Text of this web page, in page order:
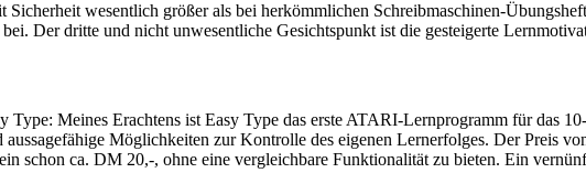
wesentlich größer als bei herkömmlichen Schreibmaschinen-
Der dritte und nicht unwesentliche Gesichtspunkt ist die gesteigerte
Type: Meines Erachtens ist Easy Type das erste ATARI-Lernprogramm für das
Möglichkeiten zur Kontrolle des eigenen Lernerfolges. Der Preis
schon ca. DM 20,-, ohne eine vergleichbare Funktionalität zu bieten. Ein